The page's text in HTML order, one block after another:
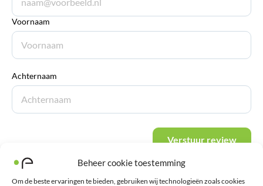
Beheer cookie toestemming
Om de beste ervaringen te bieden, gebruiken wij technologieën zoals cookies
Voornaam
Achternaam
Verstuur review